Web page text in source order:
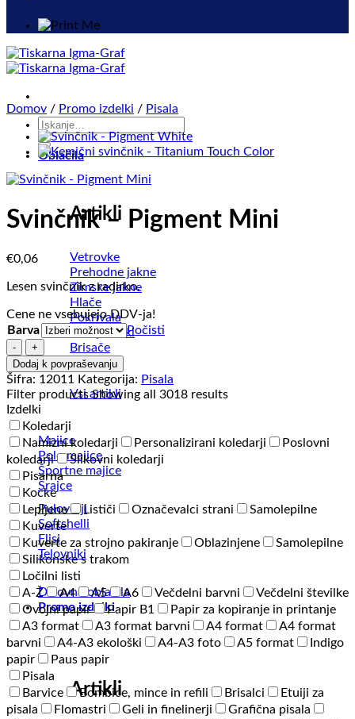
Išči:
Oblačila
Artikli
Vetrovke
Prehodne jakne
Zimske jakne
Hlače
Pokrivala
Predpasniki
Brisače
Odeje
Vsi artikli
Majice
Polo majice
Športne majice
Srajce
Puloverji
Softshelli
Flisi
Telovniki
Delovna oblačila
Promo izdelki
Artikli
Domov / Promo izdelki / Pisala
Svinčnik – Pigment Mini
€0,06
Lesen svinčnik z radirko.
Cene ne vsebujejo DDV-ja!
Barva
Počisti
Svinčnik
-
Pigment
Mini
količina
Dodaj k povpraševanju
Šifra: 12011 Kategorija: Pisala
Filter productsShowing all 3018 results
Izdelki
Koledarji
Namizni koledarji
Personalizirani koledarji
Poslovni
koledarji
Slikovni koledarji
Pisarna
Kocke
Lepljene
Lističi Označevalci strani
Samolepilne
Kuverte
Kuverte za strojno pakiranje
Oblazinjene
Samolepilne
Silikonske s trakom
Ločilni listi
A-Ž
A4 A5 A6 Večdelni barvni
Večdelni številke
Ovojni papir
Papir B1
Papir za kopiranje in printanje
A3 format
A3 format barvni A4 format
A4 format
barvni
A4-A3 ekološki A4-A3 foto A5 format
Indigo
papir
Paus papir
Pisala
Barvice
Bombice, mince in refili Brisalci
Etuiji za
pisala
Flomastri Geli in finelinerji
Grafična pisala